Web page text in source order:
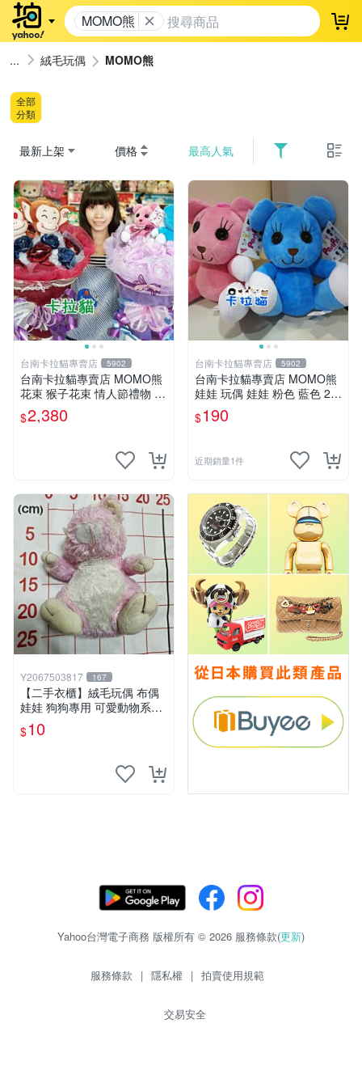
MOMO熊 登
絨毛玩偶 MOMO熊
全部
分類
最新上架 價格 最高人氣
台南卡拉貓專賣店 5902
台南卡拉貓專賣店 MOMO熊
花束 猴子花束 情人節禮物 二
選一 可繡字 可今天寄明天到
$2,380
台南卡拉貓專賣店 5902
台南卡拉貓專賣店 MOMO熊
娃娃 玩偶 娃娃 粉色 藍色 2色
分售
$190
近期銷量1件
Y2067503817 167
【二手衣櫃】絨毛玩偶 布偶
娃娃 狗狗專用 可愛動物系列
耐咬耐磨玩具 玩偶 粉紅熊寵
物玩具 1120929
$10
Yahoo台灣電子商務 版權所有 © 2026 服務條款(更新)
服務條款 | 隱私權 | 拍賣使用規範
交易安全